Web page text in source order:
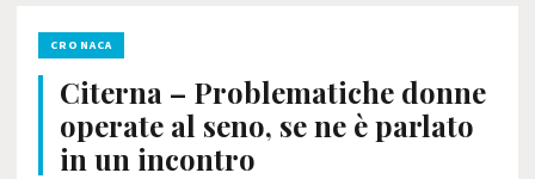
CRONACA
Citerna – Problematiche donne
operate al seno, se ne è parlato
in un incontro